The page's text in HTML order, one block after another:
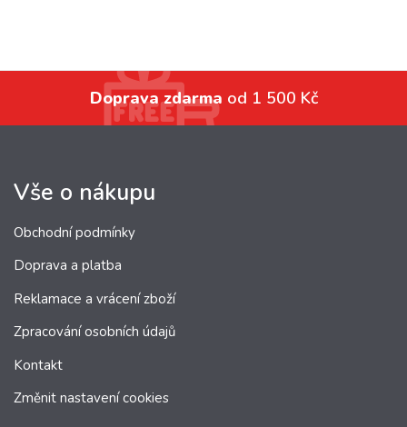
Doprava zdarma od 1 500 Kč
Vše o nákupu
Obchodní podmínky
Doprava a platba
Reklamace a vrácení zboží
Zpracování osobních údajů
Kontakt
Změnit nastavení cookies